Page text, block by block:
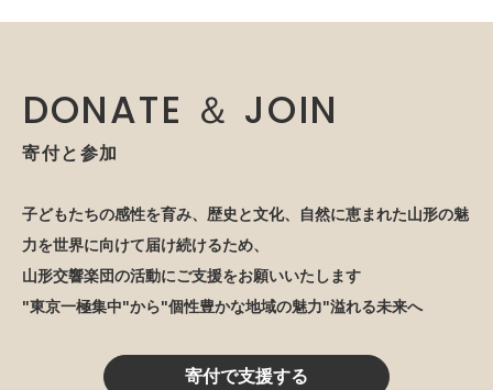
DONATE ＆ JOIN
寄付と参加
子どもたちの感性を育み、歴史と文化、自然に恵まれた山形の魅
力を世界に向けて届け続けるため、
山形交響楽団の活動にご支援をお願いいたします
"東京一極集中"から"個性豊かな地域の魅力"溢れる未来へ
寄付で支援する